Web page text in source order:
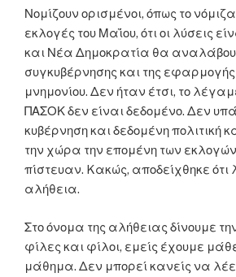
Νομίζουν ορισμένοι, όπως το
εκλογές του Μαΐου, ότι οι λύσεις
και Νέα Δημοκρατία θα
συγκυβέρνησης και της
μνημονίου. Δεν ήταν έτσι, το
ΠΑΣΟΚ δεν είναι δεδομένο. Δεν
κυβέρνηση και δεδομένη πολιτική
την χώρα την επομένη των
πίστευαν. Kακώς, αποδείχθηκε ότι
αλήθεια.
Στο όνομα της αλήθειας δίνουμε
φίλες και φίλοι, εμείς έχουμε
μάθημα. Δεν μπορεί κανείς να